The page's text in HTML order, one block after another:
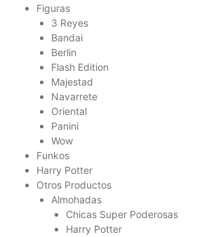
Figuras
3 Reyes
Bandai
Berlin
Flash Edition
Majestad
Navarrete
Oriental
Panini
Wow
Funkos
Harry Potter
Otros Productos
Almohadas
Chicas Super Poderosas
Harry Potter